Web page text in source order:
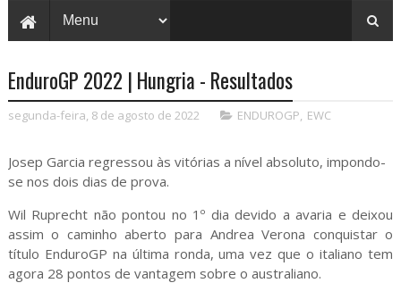
EnduroGP 2022 | Hungria - Resultados
segunda-feira, 8 de agosto de 2022 ENDUROGP EWC
Josep Garcia regressou às vitórias a nível absoluto, impondo-
se nos dois dias de prova.
Wil Ruprecht não pontou no 1º dia devido a avaria e deixou
assim o caminho aberto para Andrea Verona conquistar o
título EnduroGP na última ronda, uma vez que o italiano tem
agora 28 pontos de vantagem sobre o australiano.